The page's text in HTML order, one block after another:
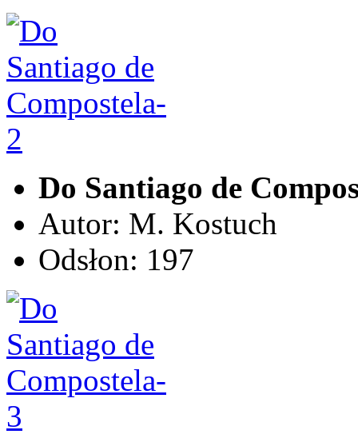
Do Santiago de
Autor: M. Kostuch
Odsłon: 197